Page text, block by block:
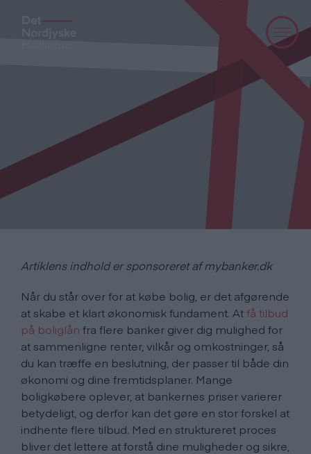
Artiklens indhold er sponsoreret af mybanker.dk
Når du står over for at købe bolig, er det afgørende
at skabe et klart økonomisk fundament. Atfå tilbud
på boliglån fra flere banker giver dig mulighed for
at sammenligne renter, vilkår og omkostninger, så
du kan træffe en beslutning, der passer til både din
økonomi og dine fremtidsplaner. Mange
boligkøbere oplever, at bankernes priser varierer
betydeligt, og derfor kan det gøre en stor forskel at
indhente flere tilbud. Med en struktureret proces
bliver det lettere at forstå dine muligheder og sikre,